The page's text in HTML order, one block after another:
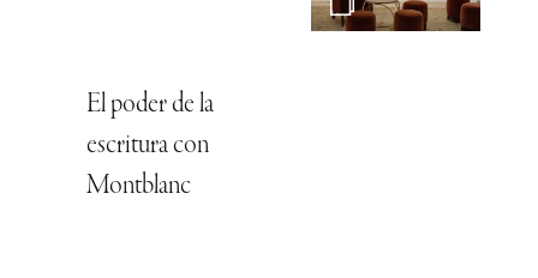
El poder de la
escritura con
Montblanc